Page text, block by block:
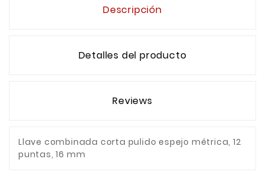
Descripción
Detalles del producto
Reviews
Llave combinada corta pulido espejo métrica, 12
puntas, 16 mm